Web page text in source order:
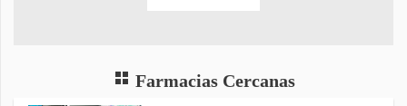
Farmacias Cercanas